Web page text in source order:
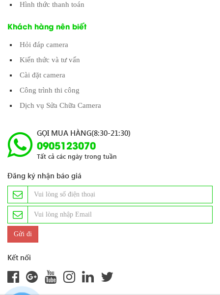
Hình thức thanh toán
Khách hàng nên biết
Hỏi đáp camera
Kiến thức và tư vấn
Cài đặt camera
Công trình thi công
Dịch vụ Sửa Chữa Camera
GỌI MUA HÀNG(8:30-21:30)
0905123070
Tất cả các ngày trong tuần
Đăng ký nhận báo giá
Kết nối